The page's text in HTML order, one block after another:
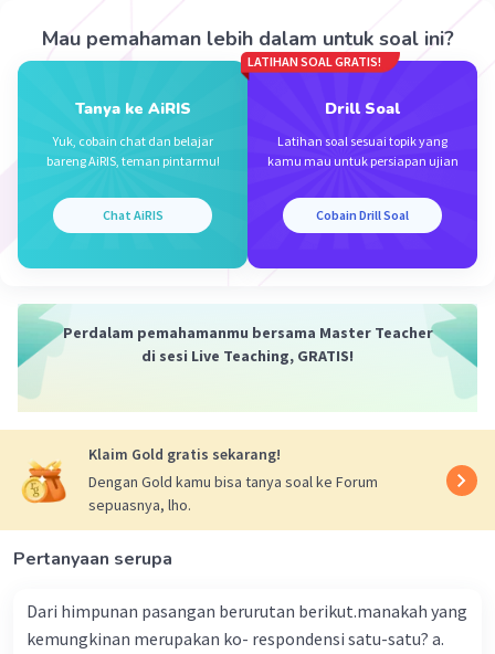
Mau pemahaman lebih dalam untuk soal ini?
Tanya ke AiRIS
Yuk, cobain chat dan belajar
bareng AiRIS, teman pintarmu!
Chat AiRIS
LATIHAN SOAL GRATIS!
Drill Soal
Latihan soal sesuai topik yang
kamu mau untuk persiapan ujian
Cobain Drill Soal
Perdalam pemahamanmu bersama Master Teacher
di sesi Live Teaching, GRATIS!
Klaim Gold gratis sekarang!
Dengan Gold kamu bisa tanya soal ke Forum
sepuasnya, lho.
Pertanyaan serupa
Dari himpunan pasangan berurutan berikut.manakah yang
kemungkinan merupakan ko- respondensi satu-satu? a.